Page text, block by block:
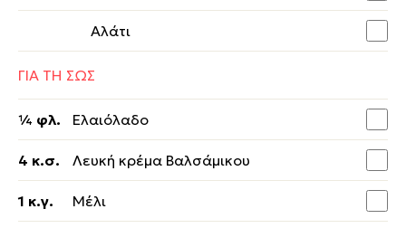
Αλάτι
ΓΙΑ ΤΗ ΣΩΣ
¼ φλ. Ελαιόλαδο
4 κ.σ. Λευκή κρέμα Βαλσάμικου
1 κ.γ. Μέλι